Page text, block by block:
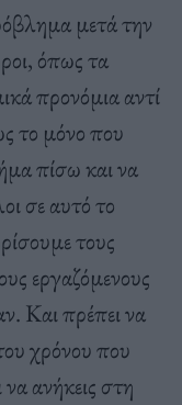
μετά την
όπως τα
προνόμια αντί
το μόνο που
πίσω και να
σε αυτό το
τους
εργαζόμενους
Και πρέπει να
χρόνου που
ανήκεις στη